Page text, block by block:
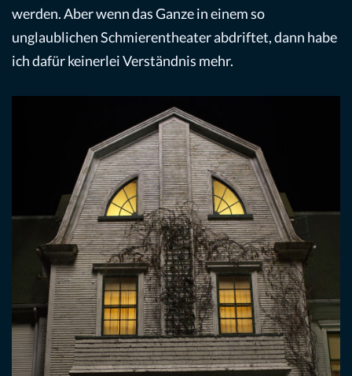
werden. Aber wenn das Ganze in einem so
unglaublichen Schmierentheater abdriftet, dann habe
ich dafür keinerlei Verständnis mehr.